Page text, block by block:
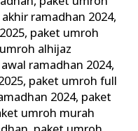
ramadhan 2024,
, paket umroh
alhijaz
ramadhan 2024,
, paket umroh full
2024, paket
umroh murah